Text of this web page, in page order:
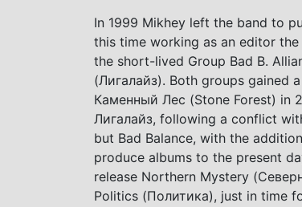
In 1999 Mikhey left the band to
this time working as an editor
the short-lived Group Bad B.
(Лигалайз). Both groups gained
Каменный Лес (Stone Forest) in
Лигалайз, following a conflict
but Bad Balance, with the
produce albums to the present
release Northern Mystery
Politics (Политика), just in time